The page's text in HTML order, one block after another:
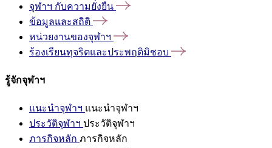
จุฬาฯ กับความยั่งยืน
ข้อมูลและสถิติ
หน่วยงานของจุฬาฯ
ร้องเรียนทุจริตและประพฤติมิชอบ
รู้จักจุฬาฯ
แนะนำจุฬาฯ แนะนำจุฬาฯ
ประวัติจุฬาฯ ประวัติจุฬาฯ
ภารกิจหลัก ภารกิจหลัก